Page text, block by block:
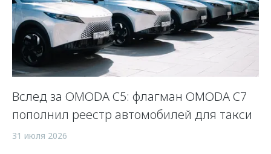
Вслед за OMODA C5: флагман OMODA C7
пополнил реестр автомобилей для такси
31 июля 2026